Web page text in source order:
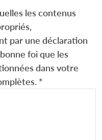
les contenus
par une déclaration
foi que les
dans votre
*